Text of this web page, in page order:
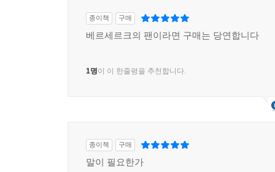
종이책 구매
베르세르크의 팬이라면 구매는 당연합니다
1명이 이 한줄평을 추천합니다.
종이책 구매
말이 필요한가